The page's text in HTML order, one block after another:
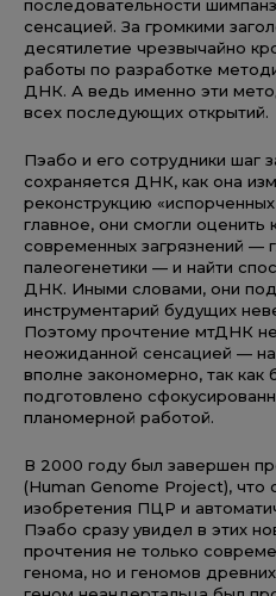
последовательности
сенсацией. За громкими
десятилетие чрезвычайно
работы по разработке
ДНК. А ведь именно эти
всех последующих открытий.
Пэабо и его сотрудники шаг
сохраняется ДНК, как она
реконструкцию
главное, они смогли
современных загрязнений —
палеогенетики — и найти
ДНК. Иными словами, они
инструментарий будущих
Поэтому прочтение мтДНК
неожиданной сенсацией —
вполне закономерно, так как
подготовлено
планомерной работой.
В 2000 году был завершен
(Human Genome Project),
изобретения ПЦР и
Пэабо сразу увидел в этих
прочтения не только
генома, но и геномов